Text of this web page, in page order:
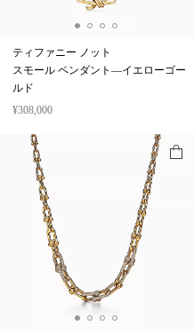
ティファニー ノット
スモール ペンダント—イエローゴー
ルド
¥308,000